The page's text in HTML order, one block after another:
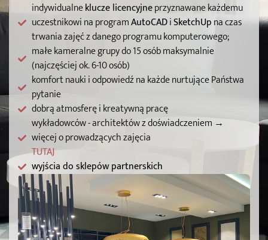
indywidualneklucze licencyjneprzyznawane każdemu
uczestnikowi na programAutoCADiSketchUpna czas
trwania zajęć z danego programu komputerowego;
małe kameralne grupy do 15 osób maksymalnie
(najczęściej ok. 6-10 osób)
komfort nauki i odpowiedź na każde nurtujące Państwa
pytanie
dobrą atmosferę i kreatywną pracę
wykładowców - architektów z doświadczeniem →
więcej o prowadzących zajęcia
TUTAJ
wyjścia do sklepów partnerskich